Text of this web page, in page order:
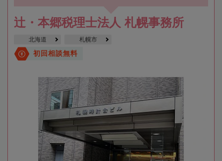
辻・本郷税理士法人 札幌事務所
北海道 札幌市
初回相談無料